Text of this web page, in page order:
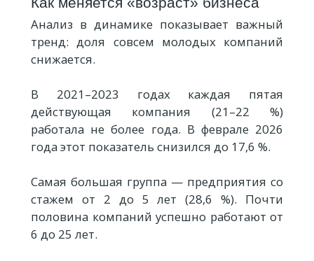
Анализ в динамике показывает важный
тренд: доля совсем молодых компаний
снижается.
В 2021–2023 годах каждая пятая
действующая компания (21–22 %)
работала не более года. В феврале 2026
года этот показатель снизился до 17,6 %.
Самая большая группа — предприятия со
стажем от 2 до 5 лет (28,6 %). Почти
половина компаний успешно работают от
6 до 25 лет.